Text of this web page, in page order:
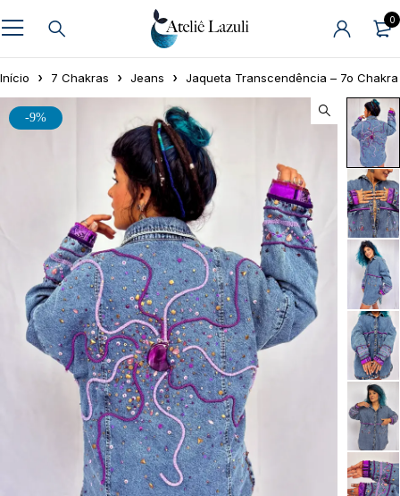
0
Início 7 Chakras Jeans Jaqueta Transcendência – 7o Chakra
-9%